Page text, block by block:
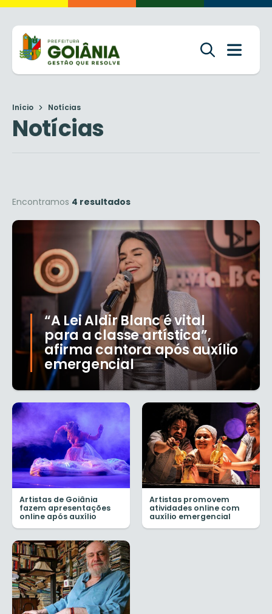
Início Notícias
Notícias
Encontramos 4 resultados
“A Lei Aldir Blanc é vital
para a classe artística”,
afirma cantora após auxílio
emergencial
Artistas de Goiânia
fazem apresentações
online após auxílio
Artistas promovem
atividades online com
auxílio emergencial